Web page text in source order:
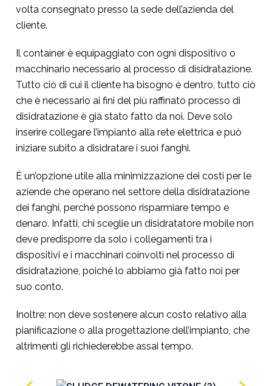
volta consegnato presso la sede dell’azienda del
cliente.
Il container è equipaggiato con ogni dispositivo o
macchinario necessario al processo di disidratazione.
Tutto ciò di cui il cliente ha bisogno è dentro, tutto ciò
che è necessario ai fini del più raffinato processo di
disidratazione è già stato fatto da noi. Deve solo
inserire collegare l’impianto alla rete elettrica e può
iniziare subito a disidratare i suoi fanghi.
È un’opzione utile alla minimizzazione dei costi per le
aziende che operano nel settore della disidratazione
dei fanghi, perché possono risparmiare tempo e
denaro. Infatti, chi sceglie un disidratatore mobile non
deve predisporre da solo i collegamenti tra i
dispositivi e i macchinari coinvolti nel processo di
disidratazione, poiché lo abbiamo già fatto noi per
suo conto.
Inoltre: non deve sostenere alcun costo relativo alla
pianificazione o alla progettazione dell’impianto, che
altrimenti gli richiederebbe assai tempo.